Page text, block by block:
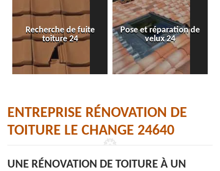
Recherche de fuite
toiture 24
Pose et réparation de
velux 24
ENTREPRISE RÉNOVATION DE
TOITURE LE CHANGE 24640
UNE RÉNOVATION DE TOITURE À UN